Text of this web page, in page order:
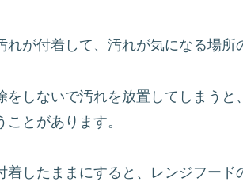
れが付着して、汚れが気になる場所
をしないで汚れを放置してしまう
とがあります。
着したままにすると、レンジフー